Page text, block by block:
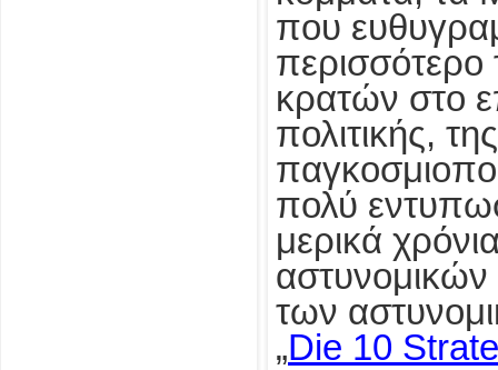
που
περισσότερο
κρατών στο
πολιτικής,
πολύ
μερικά
αστυνομικών
των
„Die 10